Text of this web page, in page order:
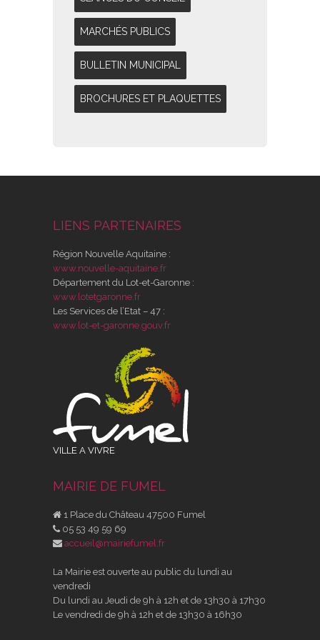
MARCHÉS PUBLICS
BULLETIN MUNICIPAL
BROCHURES ET PLAQUETTES
LIENS PARTENAIRES
Région Nouvelle Aquitaine :
www.nouvelle-aquitaine.fr
Département du Lot-et-Garonne :
www.lotetgaronne.fr
Les Services de l’Etat – 47 :
www.lot-et-garonne.gouv.fr
VILLE A VIVRE
MAIRIE DE FUMEL
1 Place du Château 47500 Fumel
05 53 49 59 69
accueil@mairiefumel.fr
La Mairie est ouverte au public du lundi au
vendredi
Du lundi au Jeudi de 9h à 12h et de 13h30 à 17h30
Le vendredi de 9h à 12h et de 13h30 à 16h30